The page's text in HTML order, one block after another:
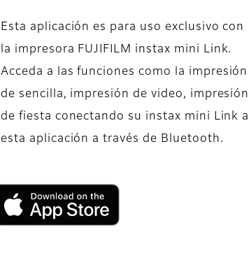
Esta aplicación es para uso exclusivo con
la impresora FUJIFILM instax mini Link.
Acceda a las funciones como la impresión
de sencilla, impresión de video, impresión
de fiesta conectando su instax mini Link a
esta aplicación a través de Bluetooth.